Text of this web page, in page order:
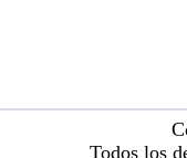
Todos los